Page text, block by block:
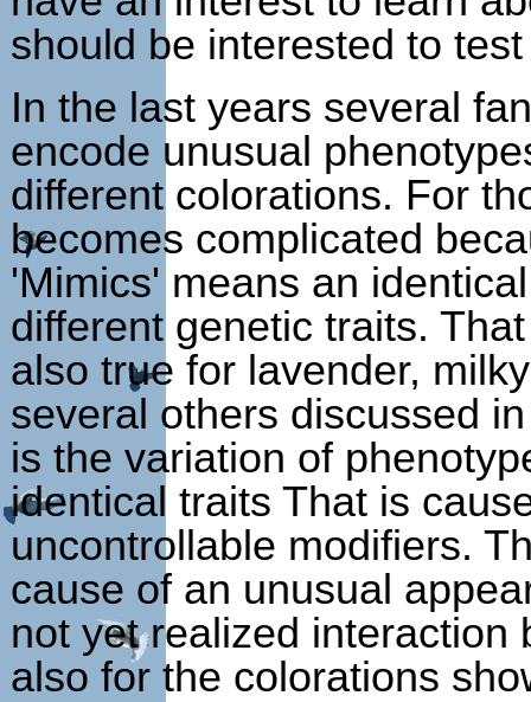
should be interested to
In the last years several
encode unusual
different colorations. For
becomes complicated
'Mimics' means an
different genetic traits.
also true for lavender,
several others discussed
is the variation of
identical traits That is
uncontrollable modifiers.
cause of an unusual
not yet realized interaction
also for the colorations